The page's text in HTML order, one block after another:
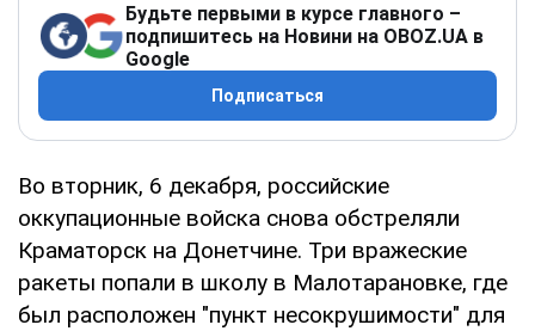
Будьте первыми в курсе главного –
подпишитесь на Новини на OBOZ.UA в
Google
Подписаться
Во вторник, 6 декабря, российские
оккупационные войска снова обстреляли
Краматорск на Донетчине. Три вражеские
ракеты попали в школу в Малотарановке, где
был расположен "пункт несокрушимости" для